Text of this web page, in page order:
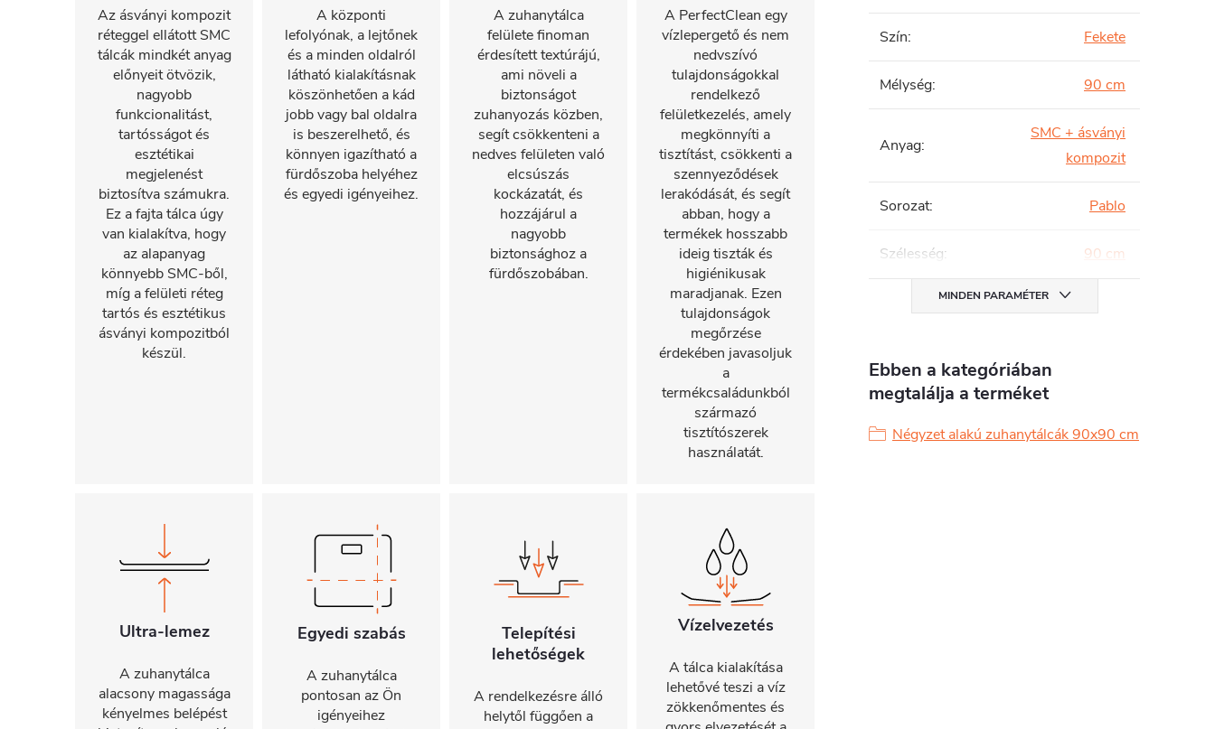
Az ásványi kompozit
réteggel ellátott SMC
tálcák mindkét anyag
előnyeit ötvözik,
nagyobb
funkcionalitást,
tartósságot és
esztétikai
megjelenést
biztosítva számukra.
Ez a fajta tálca úgy
van kialakítva, hogy
az alapanyag
könnyebb SMC-ből,
míg a felületi réteg
tartós és esztétikus
ásványi kompozitból
készül.
A központi
lefolyónak, a lejtőnek
és a minden oldalról
látható kialakításnak
köszönhetően a kád
jobb vagy bal oldalra
is beszerelhető, és
könnyen igazítható a
fürdőszoba helyéhez
és egyedi igényeihez.
A zuhanytálca
felülete finoman
érdesített textúrájú,
ami növeli a
biztonságot
zuhanyozás közben,
segít csökkenteni a
nedves felületen való
elcsúszás
kockázatát, és
hozzájárul a
nagyobb
biztonsághoz a
fürdőszobában.
A PerfectClean egy
vízlepergető és nem
nedvszívó
tulajdonságokkal
rendelkező
felületkezelés, amely
megkönnyíti a
tisztítást, csökkenti a
szennyeződések
lerakódását, és segít
abban, hogy a
termékek hosszabb
ideig tiszták és
higiénikusak
maradjanak. Ezen
tulajdonságok
megőrzése
érdekében javasoljuk
a
termékcsaládunkból
származó
tisztítószerek
használatát.
Ultra-lemez
A zuhanytálca
alacsony magassága
kényelmes belépést
Egyedi szabás
A zuhanytálca
pontosan az Ön
igényeihez
Telepítési
lehetőségek
A rendelkezésre álló
helytől függően a
Vízelvezetés
A tálca kialakítása
lehetővé teszi a víz
zökkenőmentes és
Szín: Fekete
Mélység: 90 cm
Anyag:
SMC + ásványi
kompozit
Sorozat: Pablo
Szélesség: 90 cm
MINDEN PARAMÉTER
Ebben a kategóriában
megtalálja a terméket
Négyzet alakú zuhanytálcák 90x90 cm